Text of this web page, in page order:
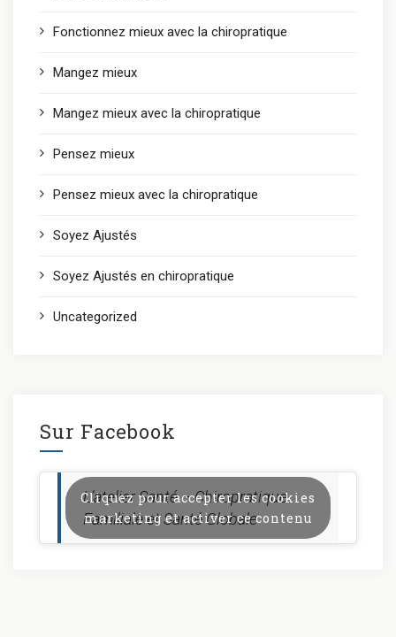
Fonctionnez mieux avec la chiropratique
Mangez mieux
Mangez mieux avec la chiropratique
Pensez mieux
Pensez mieux avec la chiropratique
Soyez Ajustés
Soyez Ajustés en chiropratique
Uncategorized
Sur Facebook
L’atelier Santé – Chiropratique
Familiale et Santé Globale
Cliquez pour accepter les cookies
marketing et activer ce contenu